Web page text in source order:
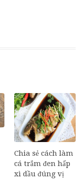
Chia sẻ cách làm
cá trắm đen hấp
xì dầu đúng vị